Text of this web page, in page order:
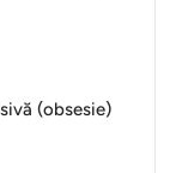
(obsesie)